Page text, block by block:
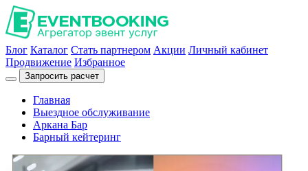
Блог Каталог Стать партнером Акции Личный кабинет
Продвижение Избранное
Запросить расчет
Главная
Выездное обслуживание
Аркана Бар
Барный кейтеринг